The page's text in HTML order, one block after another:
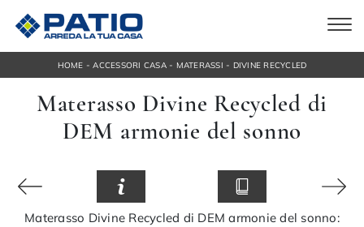
HOME -ACCESSORI CASA- MATERASSI - DIVINE RECYCLED
Materasso Divine Recycled di
DEM armonie del sonno
Materasso Divine Recycled di DEM armonie del sonno: